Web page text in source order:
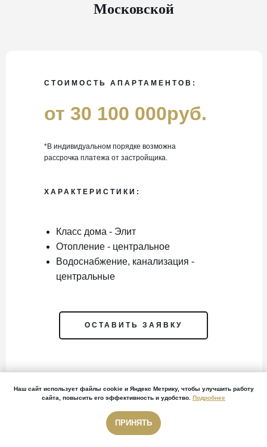
Московской
СТОИМОСТЬ АПАРТАМЕНТОВ:
ХАРАКТЕРИСТИКИ:
от 30 100 000руб.
*В индивидуальном порядке возможна
рассрочка платежа от застройщика.
Класс дома - Элит
Отопление - центральное
Водоснабжение, канализация -
центральные
ОСТАВИТЬ ЗАЯВКУ
Звонок бесплатный
Наш сайт использует файлы cookie и Яндекс Метрику, чтобы улучшить работу
сайта, повысить его эффективность и удобство. Подробнее
ПРИНЯТЬ